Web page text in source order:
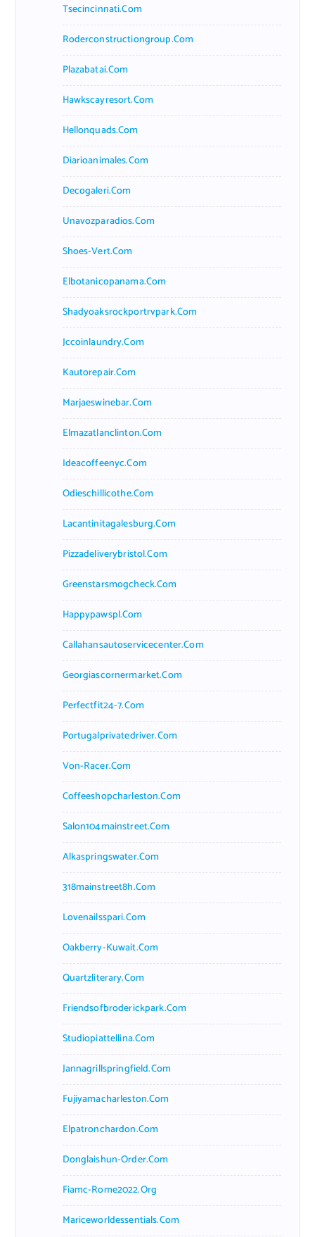
Tsecincinnati.com
Roderconstructiongroup.com
Plazabatai.com
Hawkscayresort.com
Hellonquads.com
Diarioanimales.com
Decogaleri.com
Unavozparadios.com
Shoes-Vert.com
Elbotanicopanama.com
Shadyoaksrockportrvpark.com
Jccoinlaundry.com
Kautorepair.com
Marjaeswinebar.com
Elmazatlanclinton.com
Ideacoffeenyc.com
Odieschillicothe.com
Lacantinitagalesburg.com
Pizzadeliverybristol.com
Greenstarsmogcheck.com
Happypawspl.com
Callahansautoservicecenter.com
Georgiascornermarket.com
Perfectfit24-7.com
Portugalprivatedriver.com
Von-Racer.com
Coffeeshopcharleston.com
Salon104mainstreet.com
Alkaspringswater.com
318mainstreet8h.com
Lovenailsspari.com
Oakberry-Kuwait.com
Quartzliterary.com
Friendsofbroderickpark.com
Studiopiattellina.com
Jannagrillspringfield.com
Fujiyamacharleston.com
Elpatronchardon.com
Donglaishun-Order.com
Fiamc-Rome2022.org
Mariceworldessentials.com